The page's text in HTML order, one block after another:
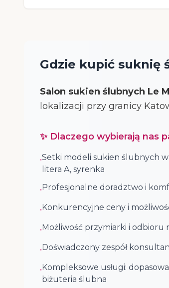
Gdzie kupić suknię
Salon sukien ślubnych Le
lokalizacji przy granicy
✨ Dlaczego wybierają nas
•Setki modeli sukien ślubnych
litera A, syrenka
•Profesjonalne doradztwo i
•Konkurencyjne ceny i
•Możliwość przymiarki i odbioru
•Doświadczony zespół
•Kompleksowe usługi:
biżuteria ślubna